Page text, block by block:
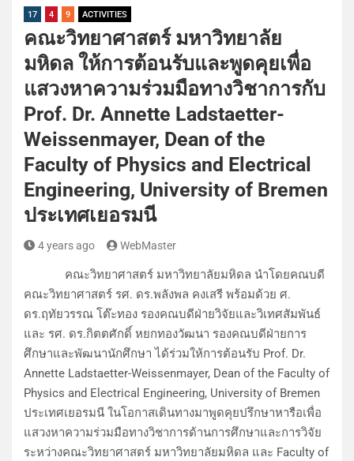
17 4 9 ACTIVITIES
คณะวิทยาศาสตร์ มหาวิทยาลัย
มหิดล ให้การต้อนรับและพูดคุยเพื่อ
แสวงหาความร่วมมือทางวิชาการกับ
Prof. Dr. Annette Ladstaetter-
Weissenmayer, Dean of the
Faculty of Physics and Electrical
Engineering, University of Bremen
ประเทศเยอรมนี
4 years ago WebMaster
คณะวิทยาศาสตร์ มหาวิทยาลัยมหิดล นำโดยคณบดี
คณะวิทยาศาสตร์ รศ. ดร.พลังพล คงเสรี พร้อมด้วย ศ.
ดร.ฤทัยวรรณ โต๊ะทอง รองคณบดีฝ่ายวิจัยและวิเทศสัมพันธ์
และ รศ. ดร.กิตตศักดิ์ หยกทองวัฒนา รองคณบดีฝ่ายการ
ศึกษาและพัฒนานักศึกษา ได้ร่วมให้การต้อนรับ Prof. Dr.
Annette Ladstaetter-Weissenmayer, Dean of the Faculty of
Physics and Electrical Engineering, University of Bremen
ประเทศเยอรมนี ในโอกาสเดินทางมาพูดคุยปรึกษาหารือเพื่อ
แสวงหาความร่วมมือทางวิชาการด้านการศึกษาและการวิจัย
ระหว่างคณะวิทยาศาสตร์ มหาวิทยาลัยมหิดล และ Faculty of